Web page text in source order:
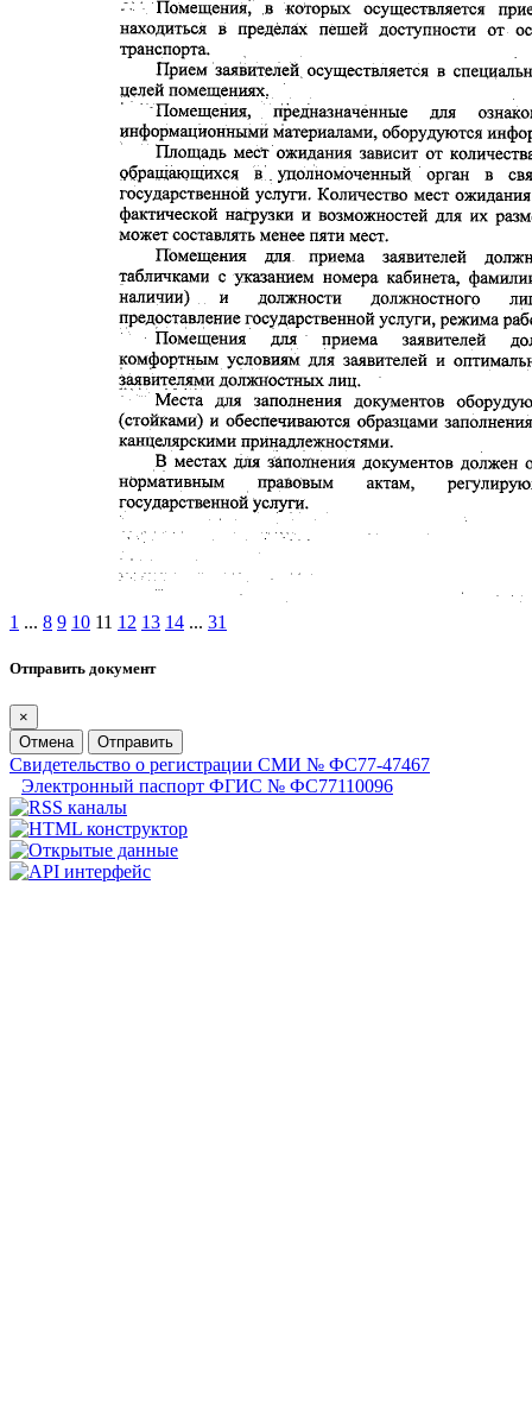
1 ... 8 9 10 11 12 13 14 ... 31
Отправить документ
×
Отмена
Отправить
Свидетельство о регистрации СМИ № ФС77-47467
Электронный паспорт ФГИС № ФС77110096